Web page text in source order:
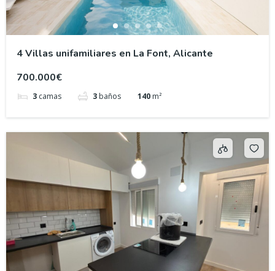
4 Villas unifamiliares en La Font, Alicante
700.000€
3 camas 3 baños 140 m²